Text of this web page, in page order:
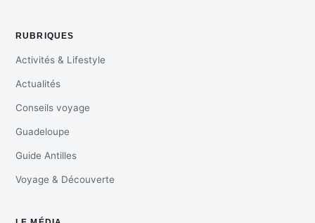
RUBRIQUES
Activités & Lifestyle
Actualités
Conseils voyage
Guadeloupe
Guide Antilles
Voyage & Découverte